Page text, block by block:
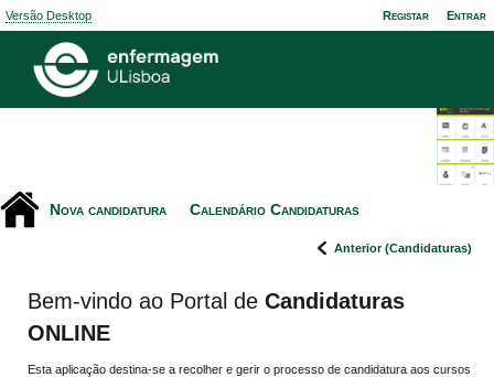
Versão Desktop Registar Entrar
Nova candidatura Calendário Candidaturas
Anterior (Candidaturas)
Bem-vindo ao Portal de Candidaturas
ONLINE
Esta aplicação destina-se a recolher e gerir o processo de candidatura aos cursos